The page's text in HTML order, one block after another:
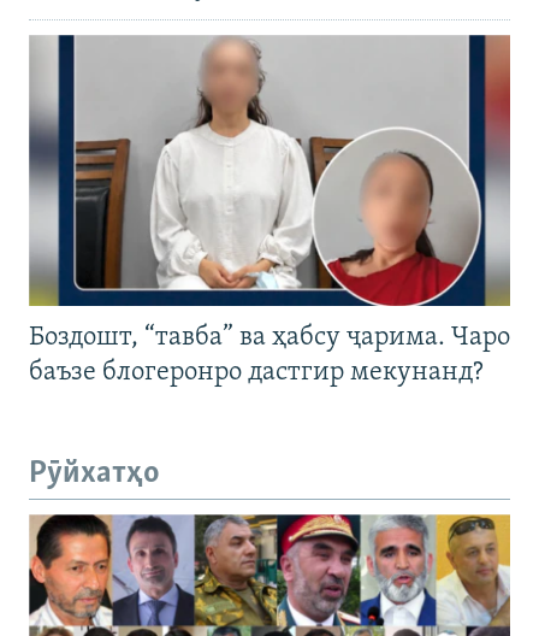
Боздошт, “тавба” ва ҳабсу ҷарима. Чаро
баъзе блогеронро дастгир мекунанд?
Рӯйхатҳо